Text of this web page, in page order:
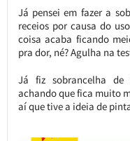
Já pensei em fazer a
receios por causa do
coisa acaba ficando
pra dor, né? Agulha na
Já fiz sobrancelha de
achando que fica muito
aí que tive a ideia de